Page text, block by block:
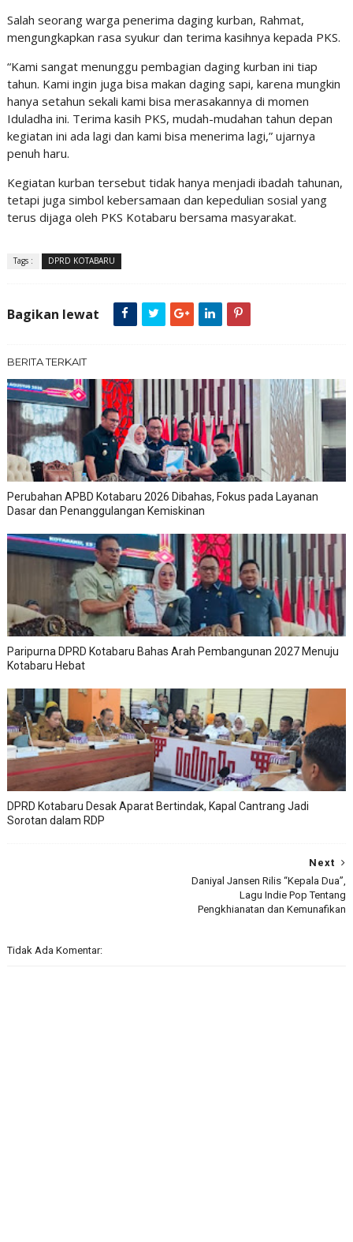
Salah seorang warga penerima daging kurban, Rahmat,
mengungkapkan rasa syukur dan terima kasihnya kepada PKS.
“Kami sangat menunggu pembagian daging kurban ini tiap
tahun. Kami ingin juga bisa makan daging sapi, karena mungkin
hanya setahun sekali kami bisa merasakannya di momen
Iduladha ini. Terima kasih PKS, mudah-mudahan tahun depan
kegiatan ini ada lagi dan kami bisa menerima lagi,” ujarnya
penuh haru.
Kegiatan kurban tersebut tidak hanya menjadi ibadah tahunan,
tetapi juga simbol kebersamaan dan kepedulian sosial yang
terus dijaga oleh PKS Kotabaru bersama masyarakat.
Tags : DPRD KOTABARU
Bagikan lewat
BERITA TERKAIT
Perubahan APBD Kotabaru 2026 Dibahas, Fokus pada Layanan
Dasar dan Penanggulangan Kemiskinan
Paripurna DPRD Kotabaru Bahas Arah Pembangunan 2027 Menuju
Kotabaru Hebat
DPRD Kotabaru Desak Aparat Bertindak, Kapal Cantrang Jadi
Sorotan dalam RDP
Next
Daniyal Jansen Rilis “Kepala Dua”,
Lagu Indie Pop Tentang
Pengkhianatan dan Kemunafikan
Tidak Ada Komentar: